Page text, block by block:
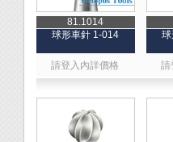
81.1014
球形車針 1-014
請登入內詳價格 請